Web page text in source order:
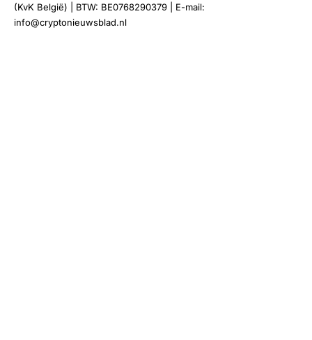
(KvK België) | BTW: BE0768290379 | E-mail:
info@cryptonieuwsblad.nl